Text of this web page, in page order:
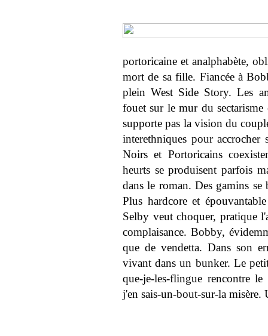
portoricaine et analphabète,
mort de sa fille. Fiancée à
plein West Side Story. Les
fouet sur le mur du
supporte pas la vision du
interethniques pour accrocher
Noirs et Portoricains
heurts se produisent parfois
dans le roman. Des gamins
Plus hardcore et
Selby veut choquer, pratique
complaisance. Bobby,
que de vendetta. Dans son
vivant dans un bunker. Le
que-je-les-flingue rencontre
j'en sais-un-bout-sur-la misère.